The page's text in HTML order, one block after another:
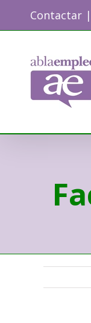
Contactar |